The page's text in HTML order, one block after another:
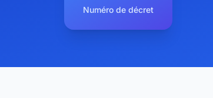
Numéro de décret